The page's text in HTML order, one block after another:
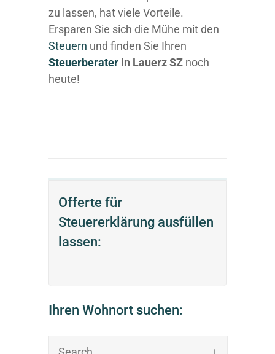
Offerte für
Steuererklärung ausfüllen
lassen:
Ihren Wohnort suchen:
zu lassen, hat viele Vorteile.
Ersparen Sie sich die Mühe mit den
Steuern und finden Sie Ihren
Steuerberater in Lauerz SZ noch
heute!